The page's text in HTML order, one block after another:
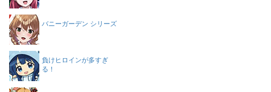
バニーガーデン シリーズ
負けヒロインが多すぎ
る！